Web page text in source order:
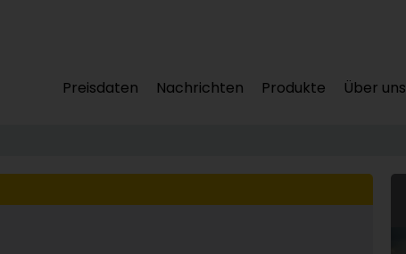
Preisdaten Nachrichten Produkte Über uns